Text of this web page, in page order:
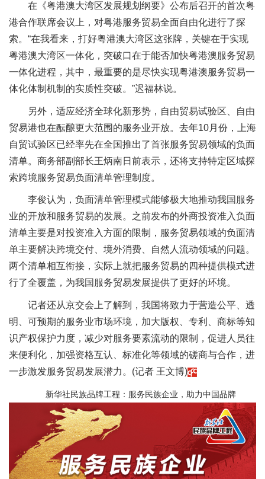
在《粤港澳大湾区发展规划纲要》公布后召开的首次粤
港合作联席会议上，对粤港服务贸易全面自由化进行了探
索。“在我看来，打好粤港澳大湾区这张牌，关键在于实现
粤港澳大湾区一体化，突破口在于能否加快粤港澳服务贸易
一体化进程，其中，最重要的是尽快实现粤港澳服务贸易一
体化体制机制的实质性突破。”迟福林说。
另外，适应经济全球化新形势，自由贸易试验区、自由
贸易港也在酝酿更大范围的服务业开放。去年10月份，上海
自贸试验区已经率先在全国推出了首张服务贸易领域的负面
清单。商务部副部长王炳南日前表示，还将支持特定区域探
索跨境服务贸易负面清单管理制度。
李俊认为，负面清单管理模式能够极大地推动我国服务
业的开放和服务贸易的发展。之前发布的外商投资准入负面
清单主要是对投资准入方面的限制，服务贸易领域的负面清
单主要解决跨境交付、境外消费、自然人流动领域的问题。
两个清单相互衔接，实际上就把服务贸易的四种提供模式进
行了全覆盖，为我国服务贸易发展提供了更好的环境。
记者还从京交会上了解到，我国将致力于营造公平、透
明、可预期的服务业市场环境，加大版权、专利、商标等知
识产权保护力度，减少对服务要素流动的限制，促进人员往
来便利化，加强资格互认、标准化等领域的磋商与合作，进
一步激发服务贸易发展潜力。(记者 王文博)
新华社民族品牌工程：服务民族企业，助力中国品牌